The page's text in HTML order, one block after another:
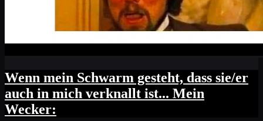
Wenn mein Schwarm gesteht, dass sie/er
auch in mich verknallt ist... Mein
Wecker: